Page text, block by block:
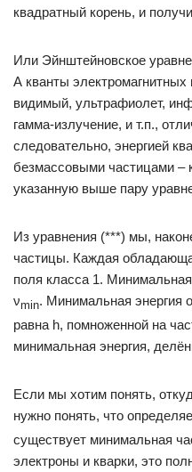
квадратный корень, и
Или Эйнштейновское
А кванты
видимый, ультрафиолет,
гамма-излучение, и т.п.,
следовательно, энергией
безмассовыми частицами –
указанную выше пару
Из уравнения (***) мы,
частицы. Каждая
поля класса 1.
νmin. Минимальная энергия
равна h, помноженной на
минимальная энергия,
Если мы хотим понять,
нужно понять, что
существует минимальная
электроны и кварки, это